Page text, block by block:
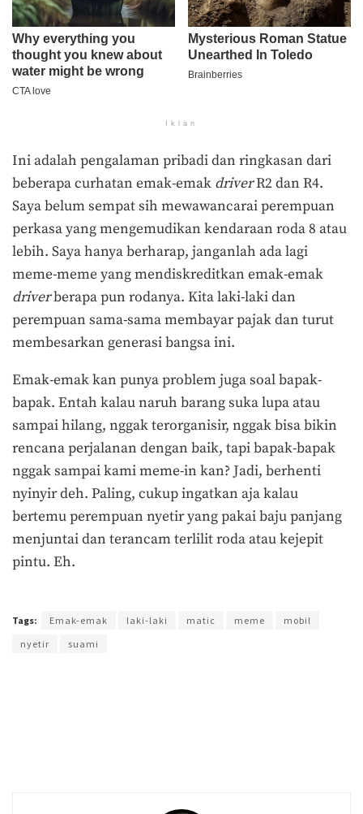
Iklan
Ini adalah pengalaman pribadi dan ringkasan dari
beberapa curhatan emak-emak driverR2 dan R4.
Saya belum sempat sih mewawancarai perempuan
perkasa yang mengemudikan kendaraan roda 8 atau
lebih. Saya hanya berharap, janganlah ada lagi
meme-meme yang mendiskreditkan emak-emak
driverberapa pun rodanya. Kita laki-laki dan
perempuan sama-sama membayar pajak dan turut
membesarkan generasi bangsa ini.
Emak-emak kan punya problem juga soal bapak-
bapak. Entah kalau naruh barang suka lupa atau
sampai hilang, nggak terorganisir, nggak bisa bikin
rencana perjalanan dengan baik, tapi bapak-bapak
nggak sampai kami meme-in kan? Jadi, berhenti
nyinyir deh. Paling, cukup ingatkan aja kalau
bertemu perempuan nyetir yang pakai baju panjang
menjuntai dan terancam terlilit roda atau kejepit
pintu. Eh.
Tags: Emak-emak laki-laki matic meme
mobil
nyetir
suami